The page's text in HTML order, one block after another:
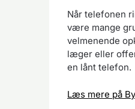
Når telefonen
være mange
velmenende
læger eller
en lånt telefon.
Læs mere på